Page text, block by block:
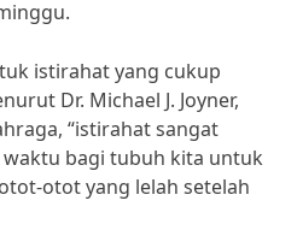
istirahat yang cukup
Dr. Michael J. Joyner,
“istirahat sangat
bagi tubuh kita untuk
otot yang lelah setelah